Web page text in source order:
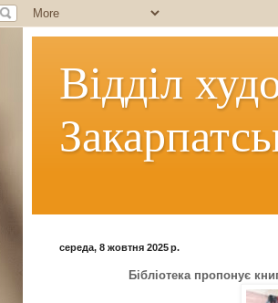
Відділ
середа, 8 жовтня 2025 р.
Бібліотека пропонує